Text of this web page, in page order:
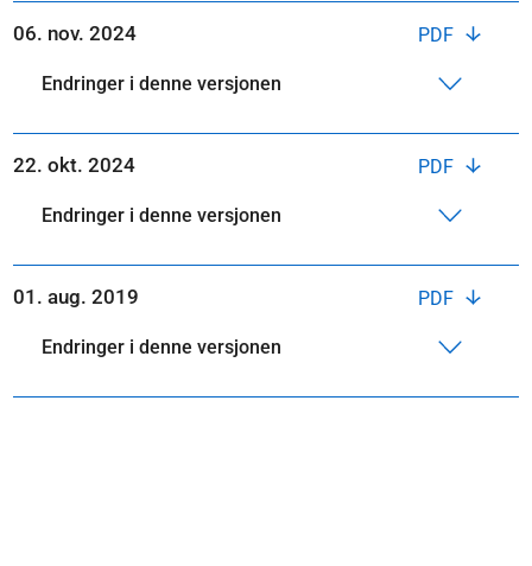
PDF
06. nov. 2024
Endringer i denne versjonen
PDF
22. okt. 2024
Endringer i denne versjonen
PDF
01. aug. 2019
Endringer i denne versjonen